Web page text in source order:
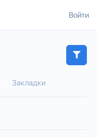
Войти
Закладки